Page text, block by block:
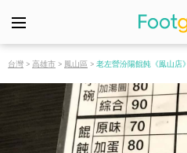
台灣 > 高雄市 > 鳳山區 > 老左營汾陽餛飩《鳯山店》